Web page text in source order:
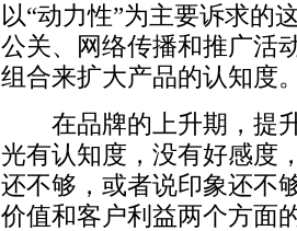
以“动力性”为主要诉求的
公关、网络传播和推广活
组合来扩大产品的认知度
在品牌的上升期，提升
光有认知度，没有好感度
还不够，或者说印象还不
价值和客户利益两个方面